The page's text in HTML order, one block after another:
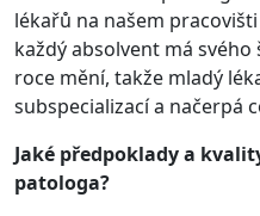
lékařů na našem
každý absolvent má
roce mění, takže mladý
subspecializací a načerpá
Jaké předpoklady a
patologa?